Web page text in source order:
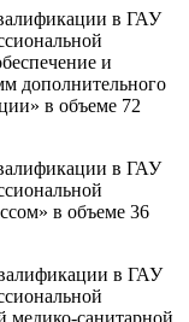
в ГАУ
и
дополнительного
в объеме 72
в ГАУ
в объеме 36
в ГАУ
медико-санитарной